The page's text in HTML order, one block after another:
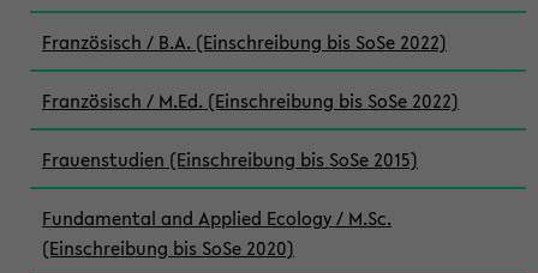
Französisch / B.A. (Einschreibung bis SoSe 2022)
Französisch / M.Ed. (Einschreibung bis SoSe 2022)
Frauenstudien (Einschreibung bis SoSe 2015)
Fundamental and Applied Ecology / M.Sc.
(Einschreibung bis SoSe 2020)